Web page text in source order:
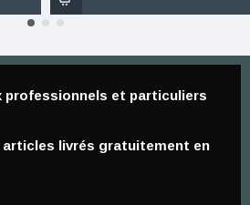
professionnels et particuliers
articles livrés gratuitement en